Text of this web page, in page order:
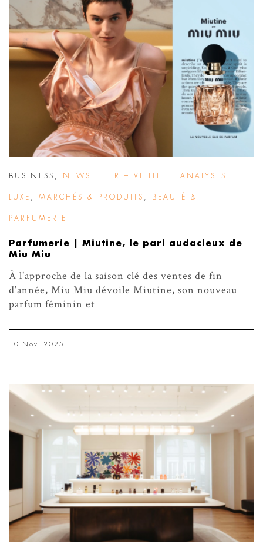
BUSINESS NEWSLETTER – VEILLE ET ANALYSES
LUXE MARCHÉS & PRODUITS BEAUTÉ &
PARFUMERIE
Parfumerie | Miutine, le pari audacieux de
Miu Miu
À l’approche de la saison clé des ventes de fin
d’année, Miu Miu dévoile Miutine, son nouveau
parfum féminin et
10 Nov. 2025